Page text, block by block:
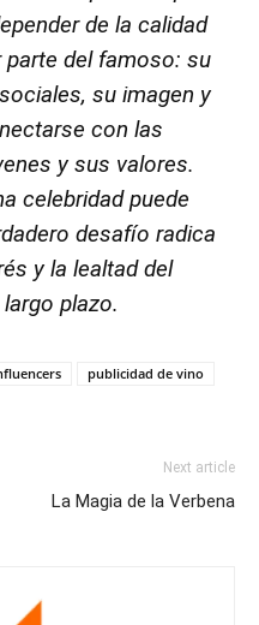
de la calidad
del famoso: su
su imagen y
con las
y sus valores.
celebridad puede
desafío radica
y la lealtad del
plazo.
publicidad de vino
Next article
La Magia de la Verbena